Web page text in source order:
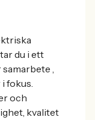
du i ett
,
fokus.
och
kvalitet